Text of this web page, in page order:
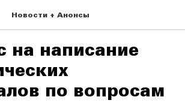
Новости + Анонсы
на написание
по вопросам